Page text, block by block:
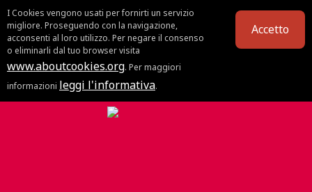
I Cookies vengono usati per fornirti un servizio
migliore. Proseguendo con la navigazione,
acconsenti al loro utilizzo. Per negare il consenso
o eliminarli dal tuo browser visita
www.aboutcookies.org. Per maggiori
informazioni leggi l'informativa.
Accetto